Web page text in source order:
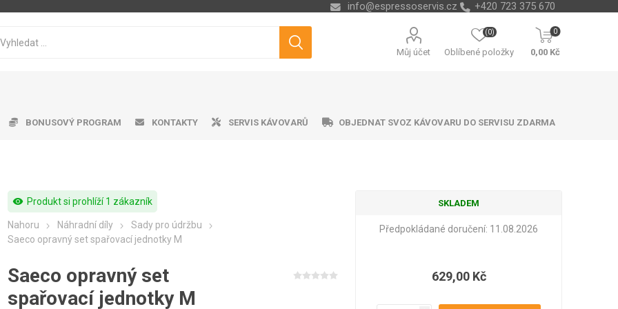
info@espressoservis.cz +420 723 375 670
Můj účet Oblíbené položky
(0) 0
0,00 Kč
pražená káva Značková káva
kávovary Pákové kávovary
ke kávovarům Pěniče mléka
na vodu Výrobník mléčné pěny
professional Čistící prostředky
Cukry Dárkové předměty
Philips Saeco Dr.Coffee Melitta Cleamen
BONUSOVÝ PROGRAM KONTAKTY SERVIS KÁVOVARŮ OBJEDNAT SVOZ KÁVOVARU DO SERVISU ZDARMA
visibility Produkt si prohlíží 1 zákazník
Nahoru Náhradní díly
Sady pro údržbu
Saeco opravný set spařovací jednotky M
Saeco opravný set
spařovací jednotky M
SKLADEM
Předpokládané doručení: 11.08.2026
629,00 Kč